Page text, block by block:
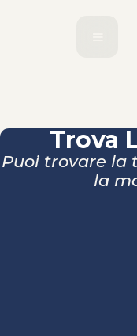
Trova
Puoi trovare la
la